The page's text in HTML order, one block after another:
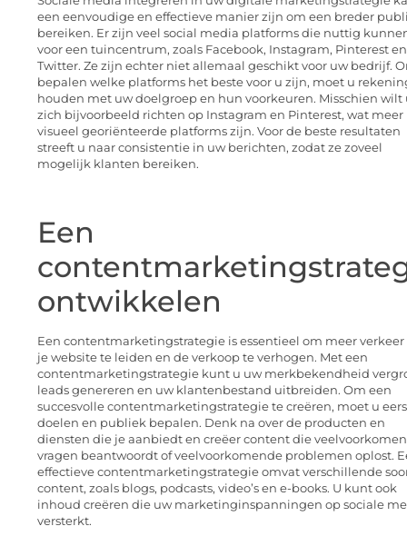
een eenvoudige en effectieve manier zijn om een breder
bereiken. Er zijn veel social media platforms die nuttig
voor een tuincentrum, zoals Facebook, Instagram, Pinterest en
Twitter. Ze zijn echter niet allemaal geschikt voor uw bedrijf.
bepalen welke platforms het beste voor u zijn, moet u
houden met uw doelgroep en hun voorkeuren. Misschien wilt
zich bijvoorbeeld richten op Instagram en Pinterest, wat meer
visueel georiënteerde platforms zijn. Voor de beste resultaten
streeft u naar consistentie in uw berichten, zodat ze zoveel
mogelijk klanten bereiken.
Een
ontwikkelen
Een contentmarketingstrategie is essentieel om meer verkeer
je website te leiden en de verkoop te verhogen. Met een
contentmarketingstrategie kunt u uw merkbekendheid
leads genereren en uw klantenbestand uitbreiden. Om een
succesvolle contentmarketingstrategie te creëren, moet u
doelen en publiek bepalen. Denk na over de producten en
diensten die je aanbiedt en creëer content die
vragen beantwoordt of veelvoorkomende problemen oplost.
effectieve contentmarketingstrategie omvat verschillende
content, zoals blogs, podcasts, video’s en e-books. U kunt ook
inhoud creëren die uw marketinginspanningen op sociale
versterkt.